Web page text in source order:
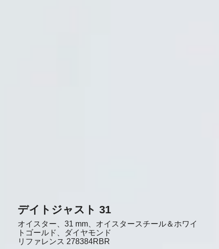
デイトジャスト 31
オイスター、31 mm、オイスタースチール＆ホワイ
トゴールド、ダイヤモンド
リファレンス 278384RBR